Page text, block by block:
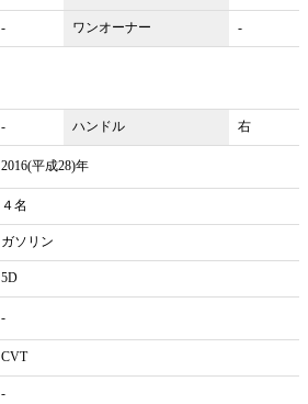
- ワンオーナー -
- ハンドル
右
2016(平成28)年
４名
ガソリン
5D
-
CVT
-